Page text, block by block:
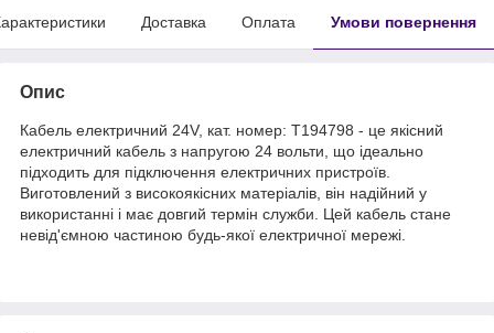
Доставка Оплата Умови повернення
Опис
Кабель електричний 24V, кат. номер: T194798 - це якісний
електричний кабель з напругою 24 вольти, що ідеально
підходить для підключення електричних пристроїв.
Виготовлений з високоякісних матеріалів, він надійний у
використанні і має довгий термін служби. Цей кабель стане
невід'ємною частиною будь-якої електричної мережі.